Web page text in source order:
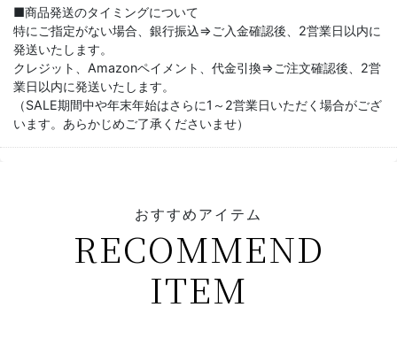
■商品発送のタイミングについて
特にご指定がない場合、銀行振込⇒ご入金確認後、2営業日以内に
発送いたします。
クレジット、Amazonペイメント、代金引換⇒ご注文確認後、2営
業日以内に発送いたします。
（SALE期間中や年末年始はさらに1～2営業日いただく場合がござ
います。あらかじめご了承くださいませ）
おすすめアイテム
RECOMMEND
ITEM